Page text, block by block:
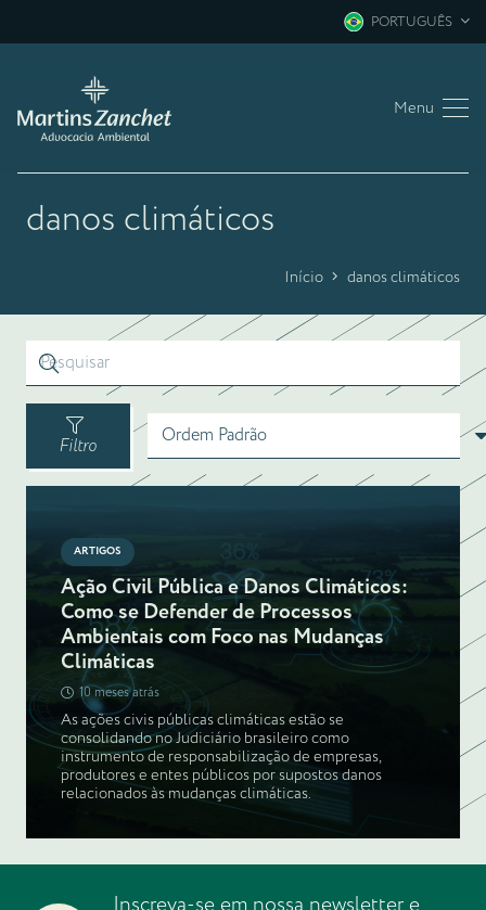
PORTUGUÊS
Menu
danos climáticos
Início danos climáticos
Filtro
ARTIGOS
Ação Civil Pública e Danos Climáticos:
Como se Defender de Processos
Ambientais com Foco nas Mudanças
Climáticas
10 meses atrás
As ações civis públicas climáticas estão se
consolidando no Judiciário brasileiro como
instrumento de responsabilização de empresas,
produtores e entes públicos por supostos danos
relacionados às mudanças climáticas.